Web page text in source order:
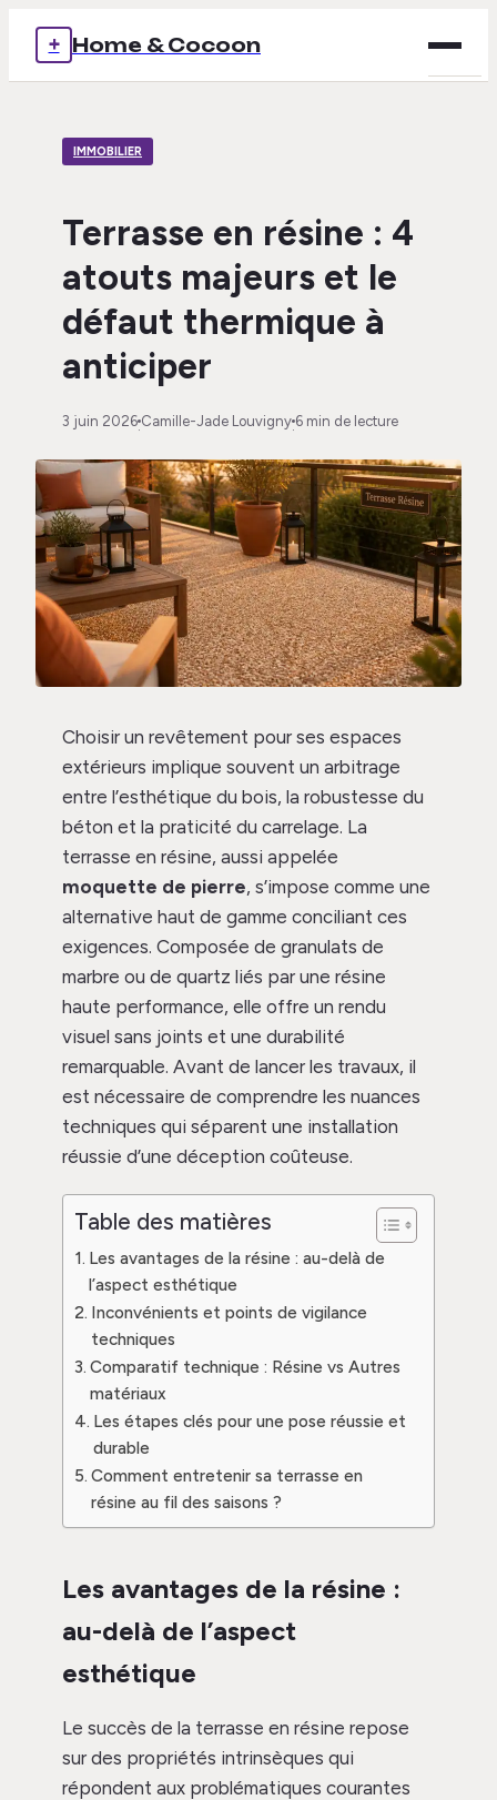
+ Home & Cocoon
IMMOBILIER
Terrasse en résine : 4
atouts majeurs et le
défaut thermique à
anticiper
3 juin 2026
·
Camille-Jade Louvigny
·
6 min de lecture
Choisir un revêtement pour ses espaces
extérieurs implique souvent un arbitrage
entre l’esthétique du bois, la robustesse du
béton et la praticité du carrelage. La
terrasse en résine, aussi appelée
moquette de pierre, s’impose comme une
alternative haut de gamme conciliant ces
exigences. Composée de granulats de
marbre ou de quartz liés par une résine
haute performance, elle offre un rendu
visuel sans joints et une durabilité
remarquable. Avant de lancer les travaux, il
est nécessaire de comprendre les nuances
techniques qui séparent une installation
réussie d’une déception coûteuse.
Table des matières
Les avantages de la résine : au-delà de
l’aspect esthétique
Inconvénients et points de vigilance
techniques
Comparatif technique : Résine vs Autres
matériaux
Les étapes clés pour une pose réussie et
durable
Comment entretenir sa terrasse en
résine au fil des saisons ?
Les avantages de la résine :
au-delà de l’aspect
esthétique
Le succès de la terrasse en résine repose
sur des propriétés intrinsèques qui
répondent aux problématiques courantes